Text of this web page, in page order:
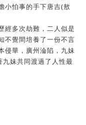
小怕事的手下唐吉(敖
經多次劫難，二人似是
不覺間培養了一份不言
侵華，廣州淪陷，九妹
妹共同渡過了人性最